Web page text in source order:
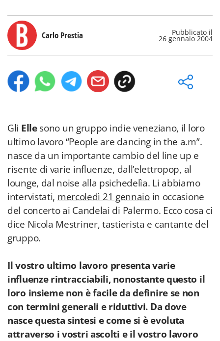
Carlo Prestia Pubblicato il
26 gennaio 2004
Gli Ellesono un gruppo indie veneziano, il loro
ultimo lavoro “People are dancing in the a.m”.
nasce da un importante cambio del line up e
risente di varie influenze, dall’elettropop, al
lounge, dal noise alla psichedelìa. Li abbiamo
intervistati, mercoledì 21 gennaioin occasione
del concerto ai Candelai di Palermo. Ecco cosa ci
dice Nicola Mestriner, tastierista e cantante del
gruppo.
Il vostro ultimo lavoro presenta varie
influenze rintracciabili, nonostante questo il
loro insieme non è facile da definire se non
con termini generali e riduttivi. Da dove
nasce questa sintesi e come si è evoluta
attraverso i vostri ascolti e il vostro lavoro